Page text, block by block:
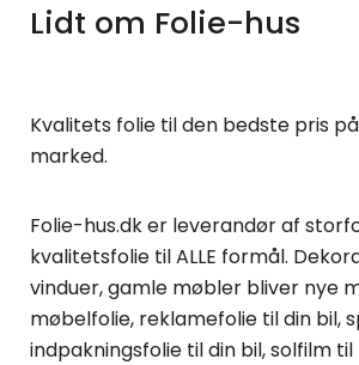
Lidt om Folie-hus
Kvalitets folie til den bedste pris
marked.
Folie-hus.dk er leverandør af
kvalitetsfolie til ALLE formål.
vinduer, gamle møbler bliver nye
møbelfolie, reklamefolie til din bil,
indpakningsfolie til din bil, solfilm